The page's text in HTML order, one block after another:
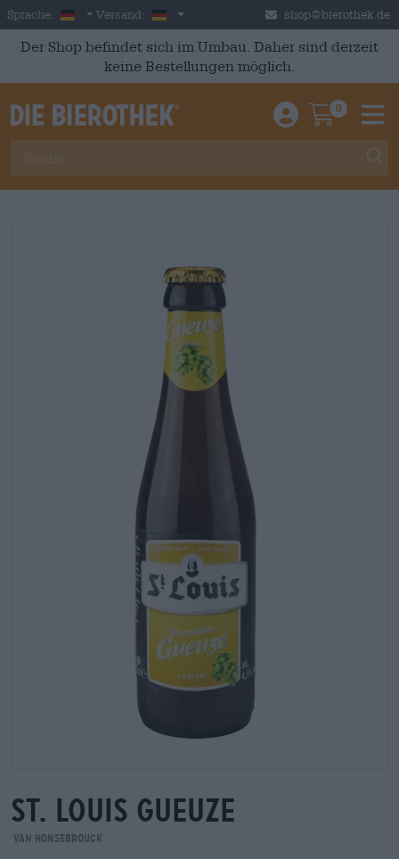
Skip to main content
Sprache: German
Versand: Deutschland shop@bierothek.de
Der Shop befindet sich im Umbau. Daher sind derzeit
keine Bestellungen möglich.
Einloggen /
0
st. louis gueuze
Van Honsebrouck